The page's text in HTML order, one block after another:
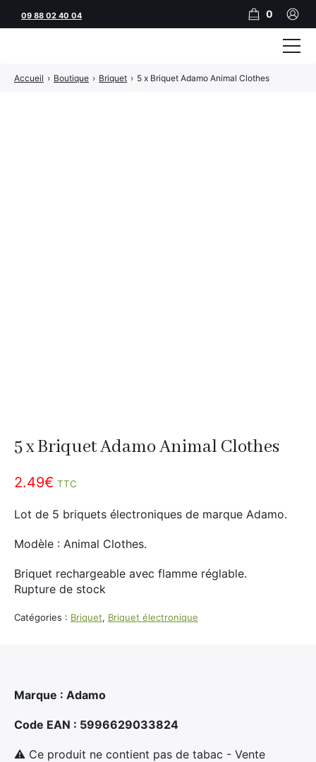
5 x Briquet Adamo Animal Clothes
2.49€ TTC
Lot de 5 briquets électroniques de marque Adamo.
Modèle : Animal Clothes.
Briquet rechargeable avec flamme réglable.
Rupture de stock
Catégories : Briquet, Briquet électronique
Accueil › Boutique › Briquet › 5 x Briquet Adamo Animal Clothes
Marque : Adamo
Code EAN : 5996629033824
⚠ Ce produit ne contient pas de tabac - Vente
09 88 02 40 04 0
Tubeuses
50ml
100ml
Sucré